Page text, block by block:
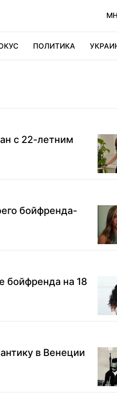
ПОЛИТИКА
с 22-летним
бойфренда-
бойфренда на 18
в Венеции